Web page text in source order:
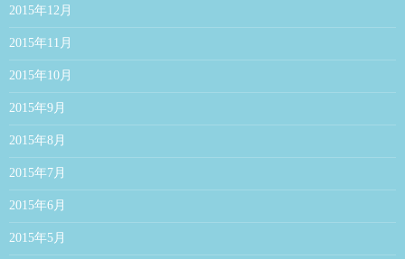
2015年12月
2015年11月
2015年10月
2015年9月
2015年8月
2015年7月
2015年6月
2015年5月